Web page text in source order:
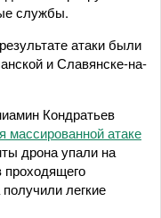
службы.
атаки были
и Славянске-на-
Кондратьев
массированной атаке
дрона упали на
проходящего
легкие